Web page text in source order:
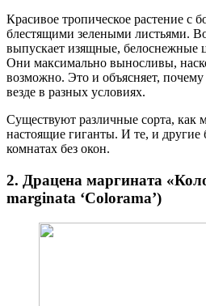
Красивое тропическое растение с
блестящими зелеными листьями.
выпускает изящные, белоснежные
Они максимально выносливы,
возможно. Это и объясняет,
везде в разных условиях.
Существуют различные сорта, как
настоящие гиганты. И те, и другие
комнатах без окон.
2. Драцена маргината
marginata ‘Colorama’)